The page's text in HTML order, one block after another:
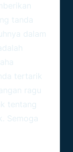
tanda
dalam
tertarik
ragu
tentang
Semoga